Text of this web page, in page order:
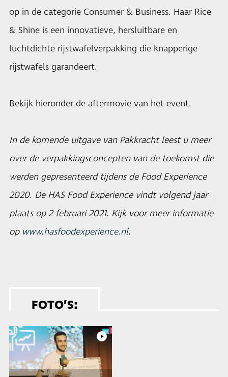
op in de categorie Consumer & Business. Haar Rice
& Shine is een innovatieve, hersluitbare en
luchtdichte rijstwafelverpakking die knapperige
rijstwafels garandeert.
Bekijk hieronder de aftermovie van het event.
In de komende uitgave van Pakkracht leest u meer
over de verpakkingsconcepten van de toekomst die
werden gepresenteerd tijdens de Food Experience
2020. De HAS Food Experience vindt volgend jaar
plaats op 2 februari 2021. Kijk voor meer informatie
op www.hasfoodexperience.nl.
FOTO’S: